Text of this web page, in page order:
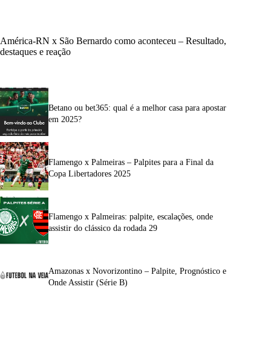
América-RN x São Bernardo como aconteceu – Resultado,
destaques e reação
Betano ou bet365: qual é a melhor casa para apostar
em 2025?
Flamengo x Palmeiras – Palpites para a Final da
Copa Libertadores 2025
Flamengo x Palmeiras: palpite, escalações, onde
assistir do clássico da rodada 29
Amazonas x Novorizontino – Palpite, Prognóstico e
Onde Assistir (Série B)